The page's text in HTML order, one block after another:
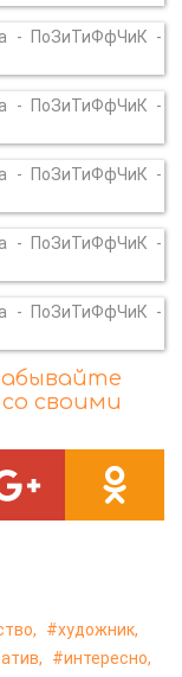
своими
художник,
интересно,